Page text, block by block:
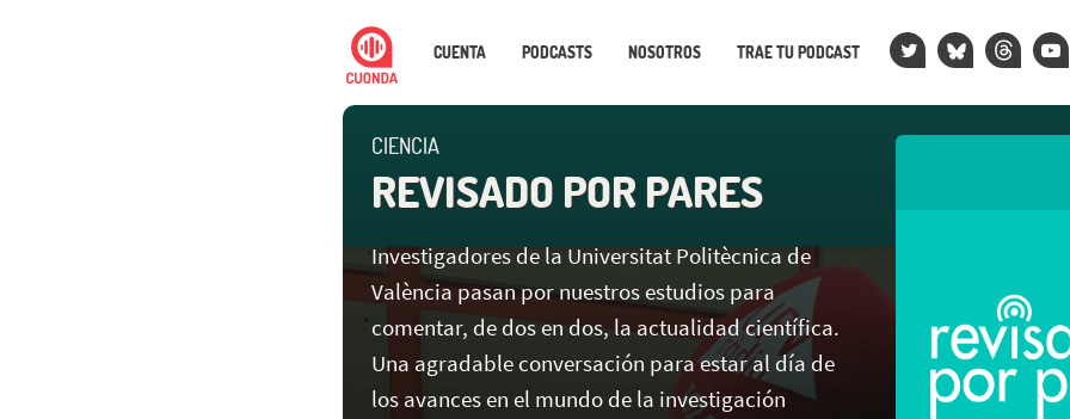
CUENTA PODCASTS NOSOTROS TRAE TU PODCAST
CIENCIA
REVISADO POR PARES
Investigadores de la Universitat Politècnica de
València pasan por nuestros estudios para
comentar, de dos en dos, la actualidad científica.
Una agradable conversación para estar al día de
los avances en el mundo de la investigación